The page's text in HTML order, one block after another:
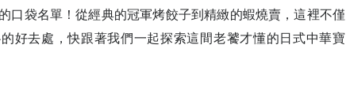
口袋名單！從經典的冠軍烤餃子到精緻的蝦燒賣，這裡不僅
好去處，快跟著我們一起探索這間老饕才懂的日式中華寶